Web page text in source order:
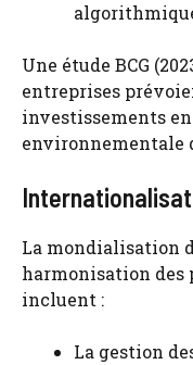
Une étude BCG
entreprises
investissements
environnementale
La mondialisation
harmonisation des
incluent :
La gestion